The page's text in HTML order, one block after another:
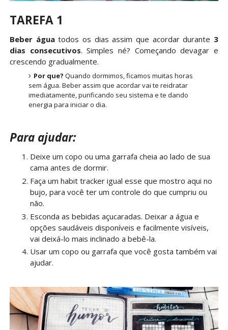
TAREFA 1
Beber águatodos os dias assim que acordar durante 3
dias consecutivos. Simples né? Começando devagar e
crescendo gradualmente.
Por que? Quando dormimos, ficamos muitas horas
sem água. Beber assim que acordar vai te reidratar
imediatamente, purificando seu sistema e te dando
energia para iniciar o dia.
Para ajudar:
Deixe um copo ou uma garrafa cheia ao lado de sua
cama antes de dormir.
Faça um habit tracker igual esse que mostro aqui no
bujo, para você ter um controle do que cumpriu ou
não.
Esconda as bebidas açucaradas. Deixar a água e
opções saudáveis disponíveis e facilmente visíveis,
vai deixá-lo mais inclinado a bebê-la.
Usar um copo ou garrafa que você gosta também vai
ajudar.